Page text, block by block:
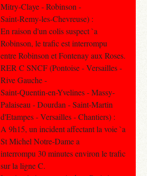
Mitry-Claye - Robinson -
Saint-Remy-les-Chevreuse) :
En raison d'un colis suspect `a
Robinson, le trafic est interrompu
entre Robinson et Fontenay aux Roses.
RER C SNCF (Pontoise - Versailles -
Rive Gauche -
Saint-Quentin-en-Yvelines - Massy-
Palaiseau - Dourdan - Saint-Martin
d'Etampes - Versailles - Chantiers) :
A 9h15, un incident affectant la voie `a
St Michel Notre-Dame a
interrompu 30 minutes environ le trafic
sur la ligne C.